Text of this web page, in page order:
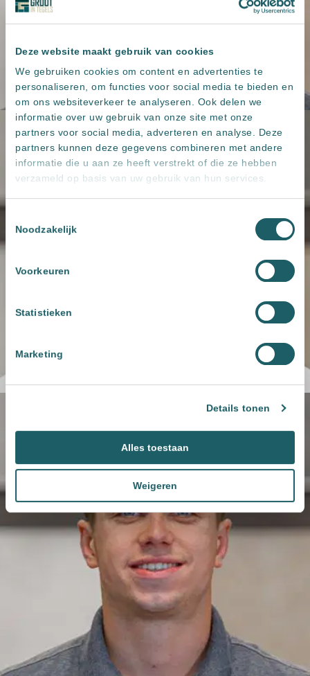
Deze website maakt gebruik van cookies
We gebruiken cookies om content en advertenties te
personaliseren, om functies voor social media te bieden en
om ons websiteverkeer te analyseren. Ook delen we
informatie over uw gebruik van onze site met onze
partners voor social media, adverteren en analyse. Deze
partners kunnen deze gegevens combineren met andere
informatie die u aan ze heeft verstrekt of die ze hebben
verzameld op basis van uw gebruik van hun services.
Noodzakelijk
Voorkeuren
Statistieken
Marketing
Details tonen
Alles toestaan
Weigeren